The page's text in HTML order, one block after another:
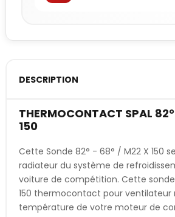
DESCRIPTION
THERMOCONTACT SPAL
150
Cette Sonde 82° - 68° / M22 X 150
radiateur du système de
voiture de compétition. Cette sonde
150 thermocontact pour ventilateur
température de votre moteur de